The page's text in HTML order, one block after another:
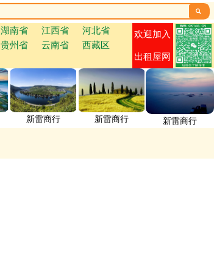

湖南省 江西省
河北省
贵州省 云南省
西藏区
欢迎加入
出租屋网
新雷商行 新雷商行 新雷商行